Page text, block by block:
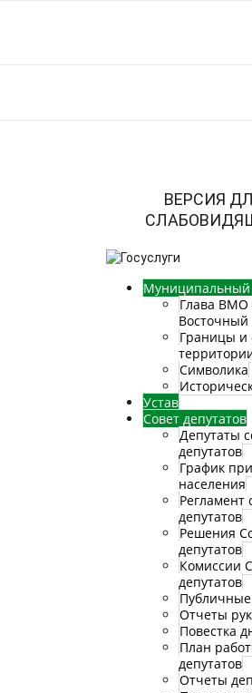
ВЕРСИЯ
Муниципальный
Глава
Восточный
Границы и
Символика
Устав
Совет депутатов
Депутаты
депутатов
График
населения
Регламент
депутатов
Решения
депутатов
Комиссии
депутатов
Отчеты
Повестка
План
депутатов
Отчеты